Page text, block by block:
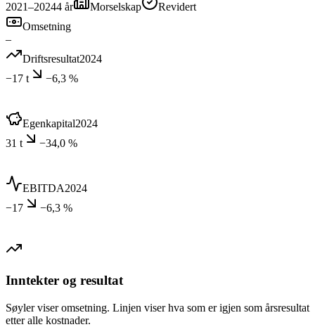
2021–20244 år Morselskap
Revidert
Omsetning
–
Driftsresultat2024
−17 t
−6,3 %
Egenkapital2024
31 t
−34,0 %
EBITDA2024
−17
−6,3 %
Inntekter og resultat
Søyler viser omsetning. Linjen viser hva som er igjen som årsresultat
etter alle kostnader.